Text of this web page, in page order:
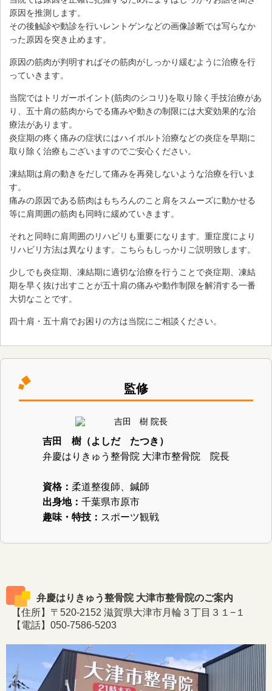
原因を推測します。
その後触診や動診を行いレントゲンなどの画像診断では写らなか
った原因を突き止めます。
原因の筋肉が判明すればその筋肉がしっかり緩むように治療を行
っていきます。
当院ではトリガーポイント(筋肉のシコリ)を取り除く手技治療があ
り、五十肩の筋肉からでる痛みや動きの制限には大変効果的な治
療法があります。
炎症期の疼く痛みの症状にはハイボルト治療などの炎症を早期に
取り除く治療もございますのでご安心ください。
凍結期は肩の動きをだして痛みを再発しないような治療を行いま
す。
痛みの原因である筋肉はもちろんのこと肩をスムーズに動かせる
等に肩周囲の筋肉も同時に緩めていきます。
それと同時に肩周囲のリハビリも重要になります。重症度により
リハビリ方法は異なります。こちらもしっかりご説明致します。
少しでも炎症期、凍結期に適切な治療を行うことで炎症期、凍結
期を早く抜け出すことが五十肩の痛みや動作制限を解消する一番
大切なことです。
四十肩・五十肩でお困りの方は当院にご相談ください。
監修
吉田 樹（よしだ たつき）
弁慶はりきゅう整骨院 大津市整骨院 院長
資格： 柔道整復師、鍼師
出身地： 千葉県市原市
趣味・特技： スポーツ観戦
弁慶はりきゅう整骨院 大津市整骨院のご案内
【住所】〒520-2152 滋賀県大津市月輪３丁目３１−１
【電話】050-7586-5203